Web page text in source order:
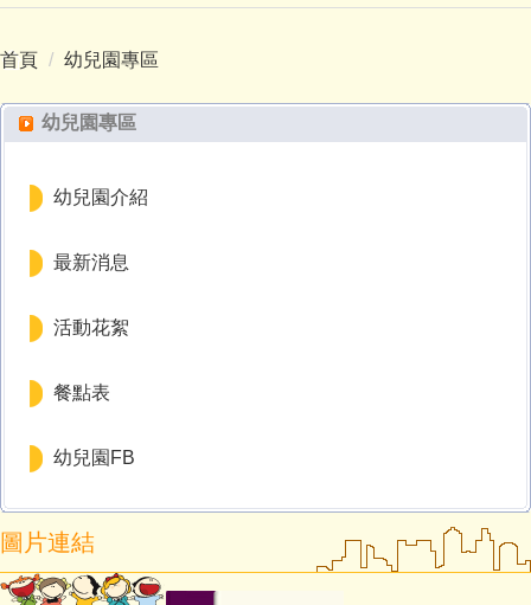
首頁 幼兒園專區
幼兒園專區
幼兒園介紹
最新消息
活動花絮
餐點表
幼兒園FB
圖片連結